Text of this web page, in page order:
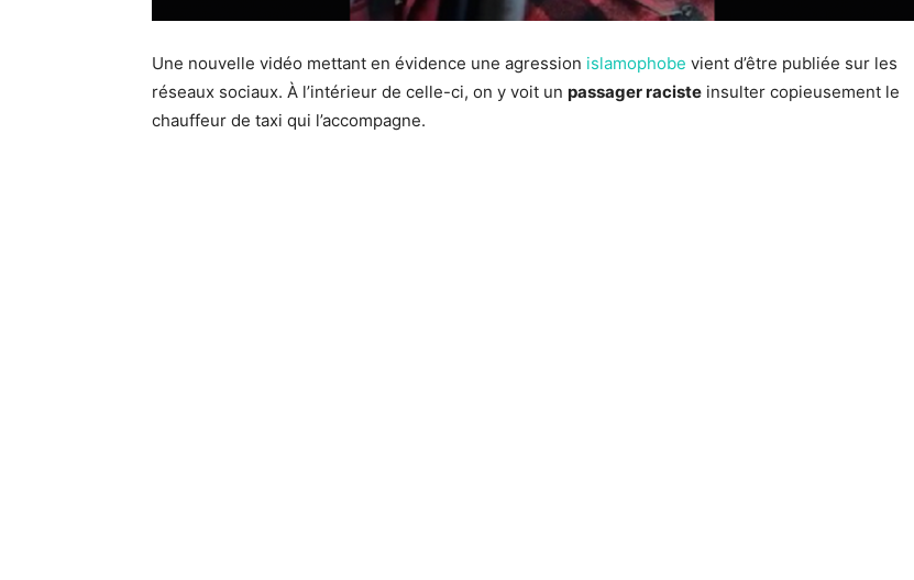
Une nouvelle vidéo mettant en évidence une agression islamophobe vient d’être publiée sur les
réseaux sociaux. À l’intérieur de celle-ci, on y voit un passager raciste insulter copieusement le
chauffeur de taxi qui l’accompagne.